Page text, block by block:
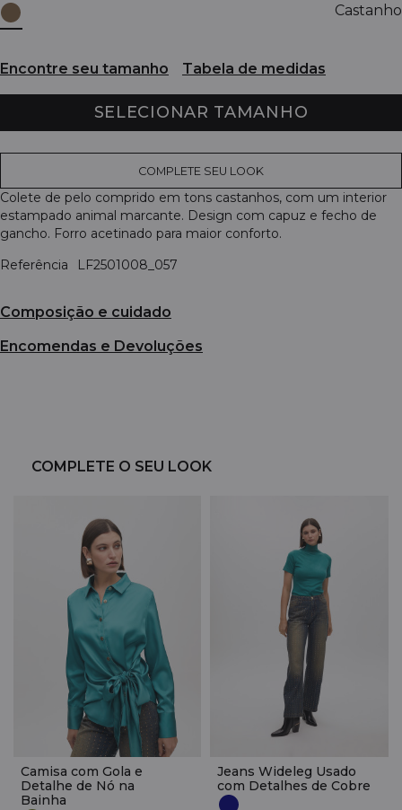
Castanho
Encontre seu tamanho Tabela de medidas
SELECIONAR TAMANHO
COMPLETE SEU LOOK
Colete de pelo comprido em tons castanhos, com um interior
estampado animal marcante. Design com capuz e fecho de
gancho. Forro acetinado para maior conforto.
Referência
LF2501008_057
Composição e cuidado
Encomendas e Devoluções
COMPLETE O SEU LOOK
Camisa com Gola e
Detalhe de Nó na
Bainha
Jeans Wideleg Usado
com Detalhes de Cobre